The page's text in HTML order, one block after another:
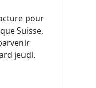
pour
Suisse,
jeudi.